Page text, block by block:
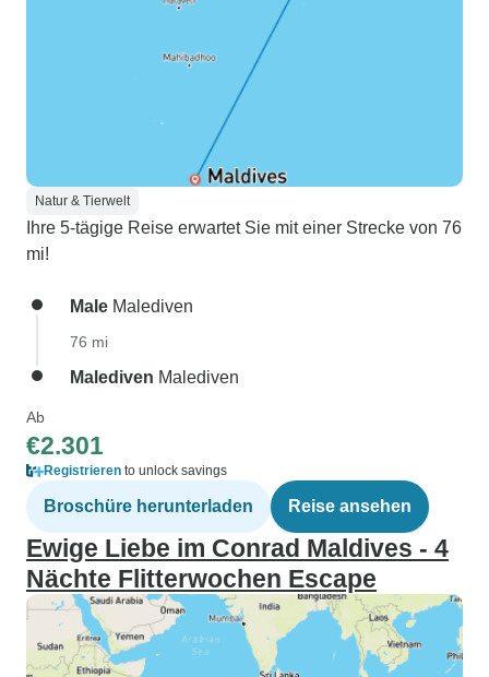
Natur & Tierwelt
Ihre 5-tägige Reise erwartet Sie mit einer Strecke von 76
mi!
Male Malediven
76 mi
Malediven Malediven
Ab
€2.301
Registrieren to unlock savings
Broschüre herunterladen Reise ansehen
Ewige Liebe im Conrad Maldives - 4
Nächte Flitterwochen Escape